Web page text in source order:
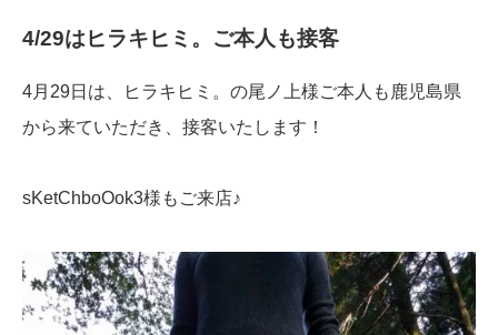
4/29はヒラキヒミ。ご本人も接客
4月29日は、ヒラキヒミ。の尾ノ上様ご本人も鹿児島県
から来ていただき、接客いたします！
sKetChboOok3様もご来店♪